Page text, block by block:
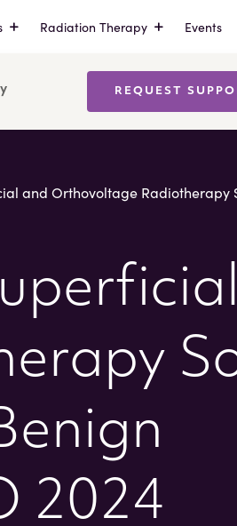
Radiation Therapy Events
REQUEST
and Orthovoltage Radiotherapy
2024